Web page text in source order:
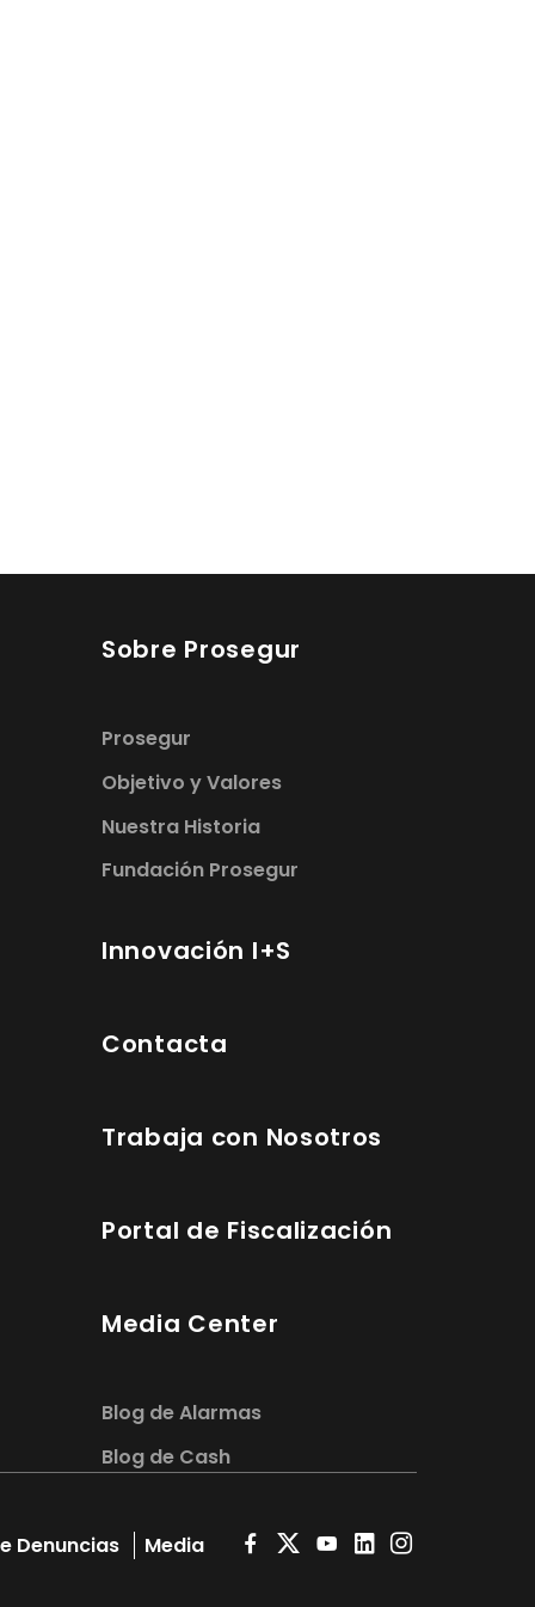
Sobre Prosegur
Prosegur
Objetivo y Valores
Nuestra Historia
Fundación Prosegur
Innovación I+S
Contacta
Trabaja con Nosotros
Portal de Fiscalización
Media Center
Blog de Alarmas
Blog de Cash
Denuncias Media